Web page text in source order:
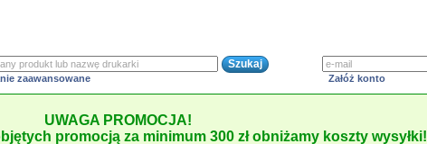
zaawansowane Załóż konto
UWAGA PROMOCJA!
promocją za minimum 300 zł obniżamy koszty wysyłki!